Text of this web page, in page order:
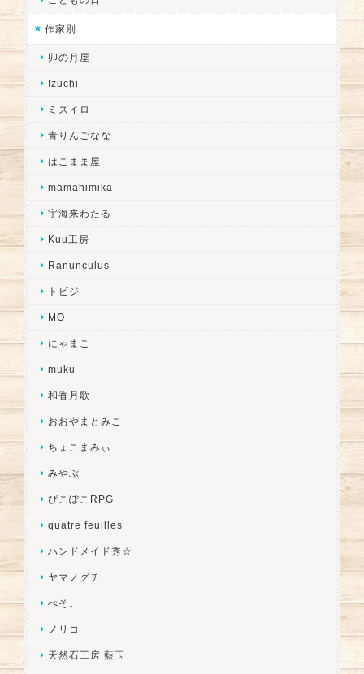
作家別
卯の月屋
Izuchi
ミズイロ
青りんごなな
はこまま屋
mamahimika
宇海来わたる
Kuu工房
Ranunculus
トビジ
MO
にゃまこ
muku
和香月歌
おおやまとみこ
ちょこまみぃ
みやぶ
ぴこぽこRPG
quatre feuilles
ハンドメイド秀☆
ヤマノグチ
ぺそ。
ノリコ
天然石工房 藍玉